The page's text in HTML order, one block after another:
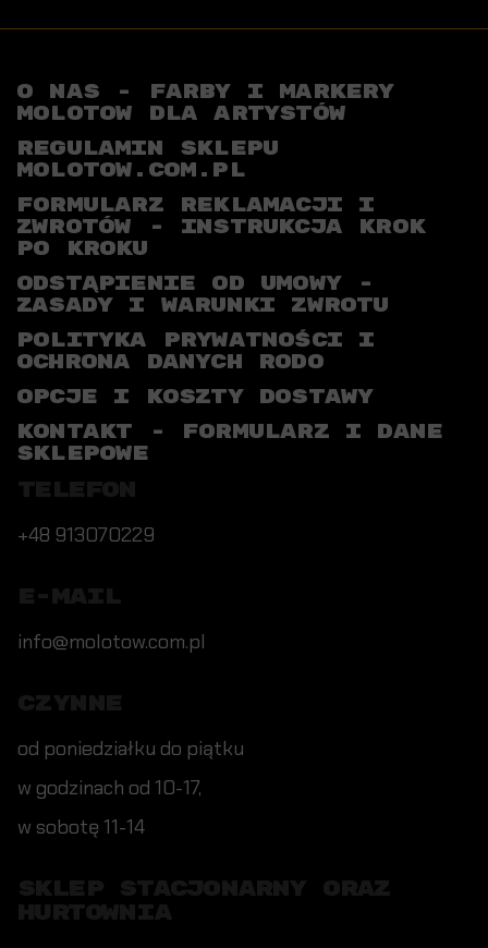
O NAS - FARBY I MARKERY
MOLOTOW DLA ARTYSTÓW
REGULAMIN SKLEPU
MOLOTOW.COM.PL
FORMULARZ REKLAMACJI I
ZWROTÓW - INSTRUKCJA KROK
PO KROKU
ODSTĄPIENIE OD UMOWY -
ZASADY I WARUNKI ZWROTU
POLITYKA PRYWATNOŚCI I
OCHRONA DANYCH RODO
OPCJE I KOSZTY DOSTAWY
KONTAKT - FORMULARZ I DANE
SKLEPOWE
+48 913070229
info@molotow.com.pl
od poniedziałku do piątku
w godzinach od 10-17,
w sobotę 11-14